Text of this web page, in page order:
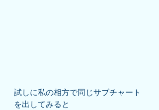
試しに私の相方で同じサブチャート
を出してみると